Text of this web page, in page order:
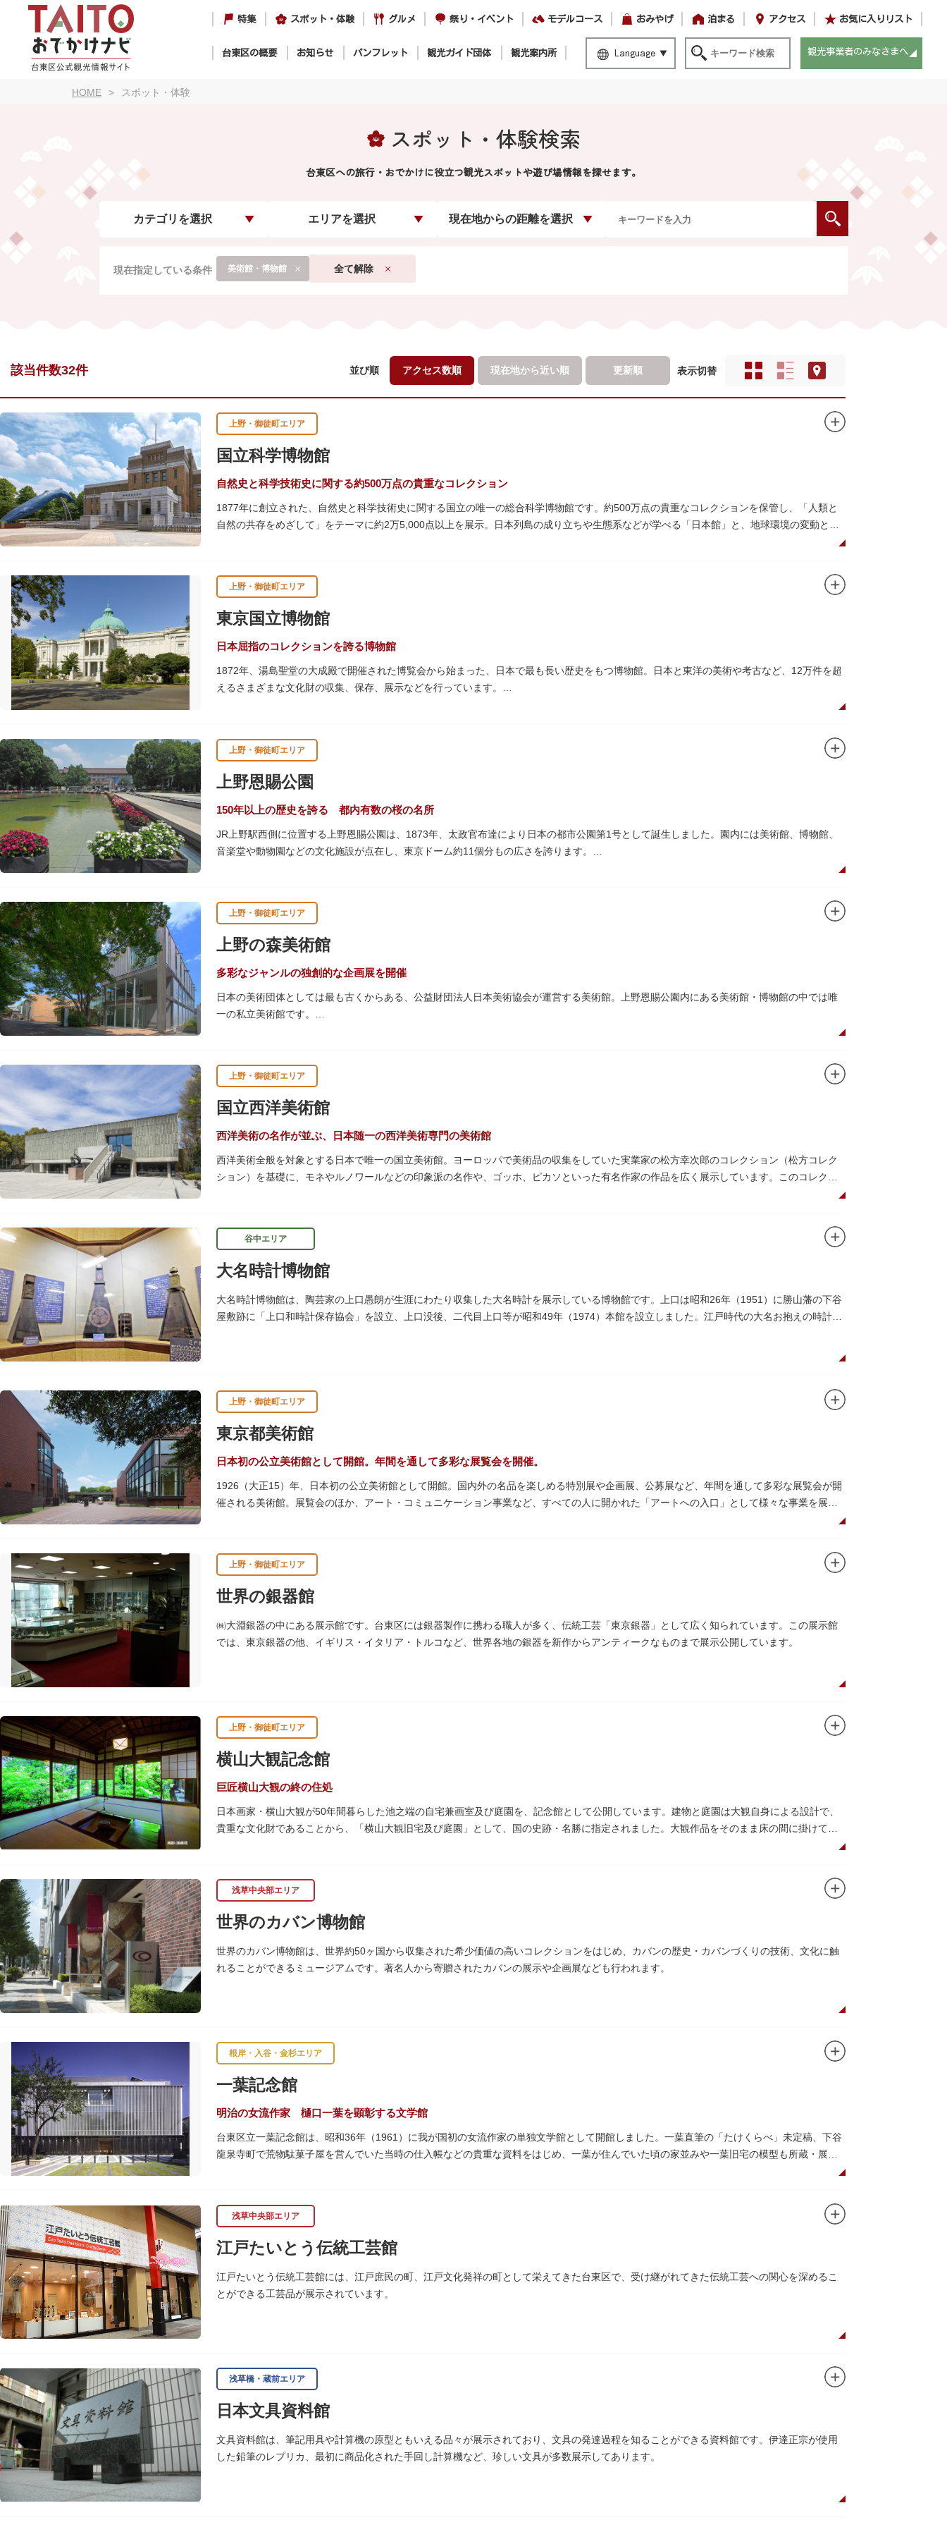
特集 スポット・体験 グルメ 祭り・イベント モデルコース おみやげ 泊まる アクセス お気に入りリスト
台東区の概要 お知らせ パンフレット 観光ガイド団体 観光案内所 Language 観光事業者のみなさまへ
HOME スポット・体験
スポット・体験検索
台東区への旅行・おでかけに役立つ観光スポットや遊び場情報を探せます。
カテゴリを選択 エリアを選択 現在地からの距離を選択
現在指定している条件 美術館・博物館 全て解除
該当件数32件 並び順 アクセス数順 現在地から近い順 更新順 表示切替
上野・御徒町エリア
国立科学博物館
自然史と科学技術史に関する約500万点の貴重なコレクション
1877年に創立された、自然史と科学技術史に関する国立の唯一の総合科学博物館です。約500万点の貴重なコレクションを保管し、「人類と
自然の共存をめざして」をテーマに約2万5,000点以上を展示。日本列島の成り立ちや生態系などが学べる「日本館」と、地球環境の変動と生
の地球の100万分の1の大きさ）のドームの内側すべてがスクリーンになっている世界初のシアターで、月ごとに変わるオリジナル映像を上映
しています。
楽しみながら学習できるイベント企画や、恐竜をはじめとした様々な実物標本、子ども向けのコーナーもあり、お子様連れでも楽しめる博物
館です。
習支援を推進。これらの活動を上野の本館、白金台の附属自然教育園、茨城県つくば市の実験植物園や筑波研究施設（非公開）で展開してい
ます。
上野・御徒町エリア
東京国立博物館
日本屈指のコレクションを誇る博物館
1872年、湯島聖堂の大成殿で開催された博覧会から始まった、日本で最も長い歴史をもつ博物館。日本と東洋の美術や考古など、12万件を超
えるさまざまな文化財の収集、保存、展示などを行っています。
帝冠様式の代表的建築物である本館をはじめとする6つの展示館（資料館）からなり、89件の国宝を所蔵。常に貴重な文化財を公開し、講座や
てみてはいかがでしょうか。
吹き抜けのエントランスに大理石の大階段がある本館では、壁時計やステンドグラスなど格調高い内部装飾にも注目してみてください。初め
て来館する方や時間が限られている方などに向け提案されたコース（日本美術入門／たてものめぐり／仏像大好き）を参考にめぐるのも良い
でしょう。
敷地内にはレストランやミュージアムショップのほか緑豊かな庭園も。季節ごとの彩りを感じながらゆったりと散策するのもおすすめです。
上野・御徒町エリア
上野恩賜公園
150年以上の歴史を誇る 都内有数の桜の名所
JR上野駅西側に位置する上野恩賜公園は、1873年、太政官布達により日本の都市公園第1号として誕生しました。園内には美術館、博物館、
音楽堂や動物園などの文化施設が点在し、東京ドーム約11個分もの広さを誇ります。
を添え、例年延べ330万人近い人出となります。不忍池（しのばずのいけ）は江戸時代より浮世絵に描かれたほどのハスの名所。たくさんの鴨
や渡り鳥が訪れるので、バードウォッチングを楽しむ人の姿も見られるスポットです。
美術館や博物館で国内外の芸術作品や文化・自然科学に触れたり、歴史の薫りを感じながら史跡巡りを楽しんではいかがでしょうか。1日では
見てまわりきれないほどの魅力にあふれた公園です。
上野・御徒町エリア
上野の森美術館
多彩なジャンルの独創的な企画展を開催
日本の美術団体としては最も古くからある、公益財団法人日本美術協会が運営する美術館。上野恩賜公園内にある美術館・博物館の中では唯
一の私立美術館です。
常設展示は行わず、毎年開催している美術館主催の現代美術展（VOCA展）、公募展（上野の森美術館大賞展、日本の自然を描く展）のほか、
別館の1階には、小企画展などの開催もできる上野の森美術館ギャラリー、そして、3階には上野の森アートスクールが設置され、初心者から
熟練者を対象とした油彩・アクリル、水彩、日本画のクラスや、週末に受講できる単発講座などを開催しています。
上野・御徒町エリア
国立西洋美術館
西洋美術の名作が並ぶ、日本随一の西洋美術専門の美術館
西洋美術全般を対象とする日本で唯一の国立美術館。ヨーロッパで美術品の収集をしていた実業家の松方幸次郎のコレクション（松方コレク
ション）を基礎に、モネやルノワールなどの印象派の名作や、ゴッホ、ピカソといった有名作家の作品を広く展示しています。このコレクシ
本館の設計は、フランスで活躍した近代建築の巨匠ル・コルビュジエによるもの。「ル・コルビュジエの建築作品－近代建築運動への顕著な
貢献－」の構成資産の一つとして東京初の世界文化遺産に登録されています。前庭にもロダンの彫刻が展示されており、散策しながら美術鑑
賞を楽しめるのも魅力のひとつ。 ボランティア・スタッフと一緒に鑑賞する「美術トーク」や、解説を聞きながら本館や前庭を一緒に歩く
「建築ツアー」など、初めての来館でも気軽に楽しめるプログラムも用意されています。
谷中エリア
大名時計博物館
大名時計博物館は、陶芸家の上口愚朗が生涯にわたり収集した大名時計を展示している博物館です。上口は昭和26年（1951）に勝山藩の下谷
屋敷跡に「上口和時計保存協会」を設立、上口没後、二代目上口等が昭和49年（1974）本館を設立しました。江戸時代の大名お抱えの時計師
上野・御徒町エリア
東京都美術館
日本初の公立美術館として開館。年間を通して多彩な展覧会を開催。
1926（大正15）年、日本初の公立美術館として開館。国内外の名品を楽しめる特別展や企画展、公募展など、年間を通して多彩な展覧会が開
催される美術館。展覧会のほか、アート・コミュニケーション事業など、すべての人に開かれた「アートへの入口」として様々な事業を展開
レストランやミュージアムショップも充実。開放的なガラス張りのレストランからは、美術館のプロムナードや四季折々の公園の景色を眺め
ることができます。入館は無料で、レストランやミュージアムショップのみの利用も可能です（観覧料は展覧会によって異なります。展覧会
のスケジュールや観覧料等の詳細は公式サイトをご確認ください）。
専門のスタッフに子供を預け、ゆっくりと展覧会鑑賞を楽しめる託児サービス「パパママデー（事前予約制）」や、個室スペースのある授乳
室、ミルク用のお湯のサービスもあるのでファミリーにもおすすめです。
上野・御徒町エリア
世界の銀器館
㈱大淵銀器の中にある展示館です。台東区には銀器製作に携わる職人が多く、伝統工芸「東京銀器」として広く知られています。この展示館
では、東京銀器の他、イギリス・イタリア・トルコなど、世界各地の銀器を新作からアンティークなものまで展示公開しています。
上野・御徒町エリア
横山大観記念館
巨匠横山大観の終の住処
日本画家・横山大観が50年間暮らした池之端の自宅兼画室及び庭園を、記念館として公開しています。建物と庭園は大観自身による設計で、
貴重な文化財であることから、「横山大観旧宅及び庭園」として、国の史跡・名勝に指定されました。大観作品をそのまま床の間に掛けて展
浅草中央部エリア
世界のカバン博物館
世界のカバン博物館は、世界約50ヶ国から収集された希少価値の高いコレクションをはじめ、カバンの歴史・カバンづくりの技術、文化に触
れることができるミュージアムです。著名人から寄贈されたカバンの展示や企画展なども行われます。
根岸・入谷・金杉エリア
一葉記念館
明治の女流作家 樋口一葉を顕彰する文学館
台東区立一葉記念館は、昭和36年（1961）に我が国初の女流作家の単独文学館として開館しました。一葉直筆の「たけくらべ」未定稿、下谷
龍泉寺町で荒物駄菓子屋を営んでいた当時の仕入帳などの貴重な資料をはじめ、一葉が住んでいた頃の家並みや一葉旧宅の模型も所蔵・展示
浅草中央部エリア
江戸たいとう伝統工芸館
江戸たいとう伝統工芸館には、江戸庶民の町、江戸文化発祥の町として栄えてきた台東区で、受け継がれてきた伝統工芸への関心を深めるこ
とができる工芸品が展示されています。
浅草橋・蔵前エリア
日本文具資料館
文具資料館は、筆記用具や計算機の原型ともいえる品々が展示されており、文具の発達過程を知ることができる資料館です。伊達正宗が使用
した鉛筆のレプリカ、最初に商品化された手回し計算機など、珍しい文具が多数展示してあります。